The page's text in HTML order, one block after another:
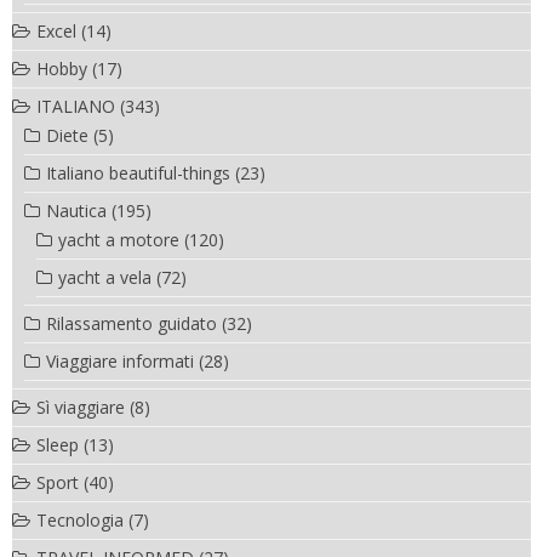
Excel (14)
Hobby (17)
ITALIANO (343)
Diete (5)
Italiano beautiful-things (23)
Nautica (195)
yacht a motore (120)
yacht a vela (72)
Rilassamento guidato (32)
Viaggiare informati (28)
Sì viaggiare (8)
Sleep (13)
Sport (40)
Tecnologia (7)